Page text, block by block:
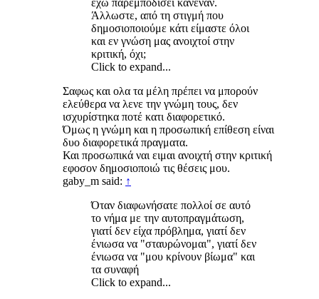
Άλλωστε, από τη στιγμή που
δημοσιοποιούμε κάτι είμαστε όλοι
και εν γνώση μας ανοιχτοί στην
κριτική, όχι;
Click to expand...
Σαφως και ολα τα μέλη πρέπει να μπορούν
ελεύθερα να λενε την γνώμη τους, δεν
ισχυρίστηκα ποτέ κατι διαφορετικό.
Όμως η γνώμη και η προσωπική επίθεση είναι
δυο διαφορετικά πραγματα.
Και προσωπικά ναι ειμαι ανοιχτή στην κριτική
εφοσον δημοσιοποιώ τις θέσεις μου.
gaby_m said: ↑
Όταν διαφωνήσατε πολλοί σε αυτό
το νήμα με την αυτοπραγμάτωση,
γιατί δεν είχα πρόβλημα, γιατί δεν
ένιωσα να "σταυρώνομαι", γιατί δεν
ένιωσα να "μου κρίνουν βίωμα" και
τα συναφή
Click to expand...